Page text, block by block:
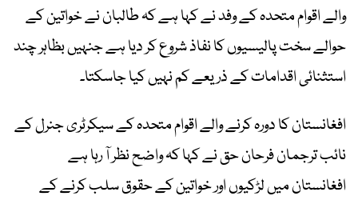
والے اقوام متحدہ کے وفد نے کہا ہے کہ طالبان نے خواتین کے
حوالے سخت پالیسیوں کا نفاذ شروع کر دیا ہے جنہیں بظاہر چند
استثنائی اقدامات کے ذریعے کم نہیں کیا جاسکتا۔
افغانستان کا دورہ کرنے والے اقوام متحدہ کے سیکرٹری جنرل کے
نائب ترجمان فرحان حق نے کہا کہ واضح نظر آ رہا ہے
افغانستان میں لڑکیوں اور خواتین کے حقوق سلب کرنے کے